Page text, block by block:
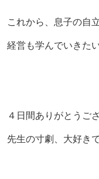
これから、息子の自
経営も学んでいきた
４日間ありがとうご
先生の寸劇、大好き